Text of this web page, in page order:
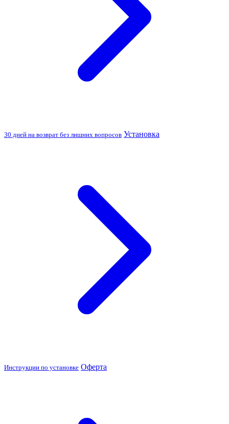
30 дней на возврат без лишних вопросов Установка
Инструкции по установке Оферта